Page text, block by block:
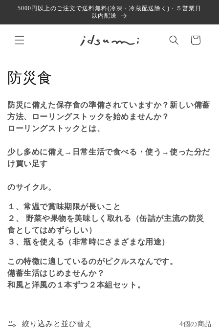
ンツに
5000円以上のご注文で送料無料(冷凍・冷蔵配送除く)・５営業日
以内配送
ー
コ
ク
シ
ョ
ン
:
防災食
防災に備えた保存食の準備されていますか？新しい備蓄
方法、ローリングストックを始めませんか？
ローリングストックとは、
少し多めに備え → 日常生活で食べる・使う →使った分だ
け買い足す
のサイクル。
１、常温で賞味期限が長いこと
２、 野菜や果物を美味しく取れる（缶詰が主流の防災
食としてはめずらしい）
３、瓶を使える（非常時にさまざまな用途）
この特徴に適しているのがピクルスなんです。
備蓄生活はじめませんか？
和風と洋風の１本ずつ２本組セット。
絞り込みと並び替え 4個の商品